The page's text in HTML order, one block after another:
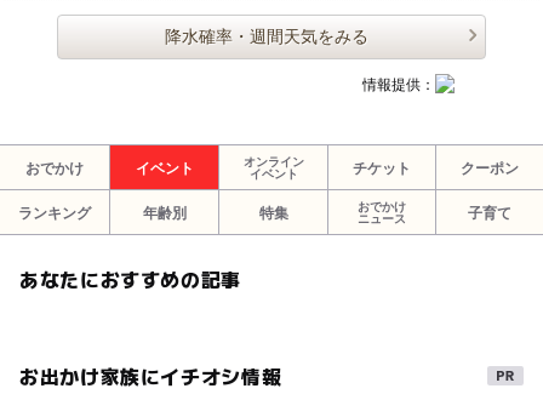
降水確率・週間天気をみる
情報提供：
おでかけ イベント
オンライン
イベント
チケット クーポン
ランキング 年齢別 特集
おでかけ
ニュース
子育て
あなたにおすすめの記事
お出かけ家族にイチオシ情報